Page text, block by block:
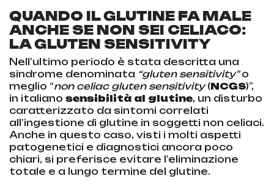
QUANDO IL GLUTINE FA MALE
ANCHE SE NON SEI CELIACO:
LA GLUTEN SENSITIVITY
Nell’ultimo periodo è stata descritta una
sindrome denominata “gluten sensitivity"o
meglio “non celiac gluten sensitivity(NCGS)”,
in italiano sensibilità al glutine, un disturbo
caratterizzato da sintomi correlati
all’ingestione di glutine in soggetti non celiaci.
Anche in questo caso, visti i molti aspetti
patogenetici e diagnostici ancora poco
chiari, si preferisce evitare l’eliminazione
totale e a lungo termine del glutine.